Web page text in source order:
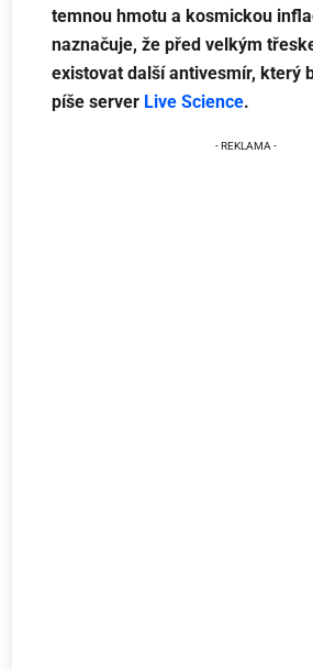
temnou hmotu a kosmickou
naznačuje, že před velkým
existovat další antivesmír, který
píše server Live Science.